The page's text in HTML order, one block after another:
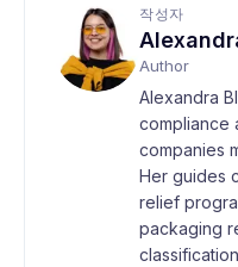
작성자
Author
Alexandra
compliance
companies
Her guides
relief
packaging